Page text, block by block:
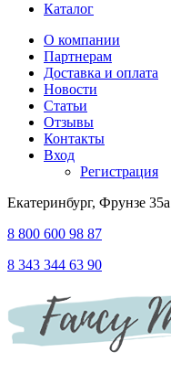
Каталог
О компании
Партнерам
Доставка и оплата
Новости
Статьи
Отзывы
Контакты
Вход
Регистрация
Екатеринбург, Фрунзе 35а
8 800 600 98 87
8 343 344 63 90